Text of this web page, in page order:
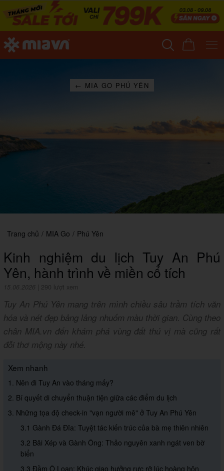
← MIA GO PHÚ YÊN
Trang chủ / MIA Go / Phú Yên
Kinh nghiệm du lịch Tuy An Phú
Yên, hành trình về miền cổ tích
15.06.2026 290 lượt xem
Tuy An Phú Yên mang trên mình chiều sâu trầm tích văn
hóa và nét đẹp bảng lảng nhuốm màu thời gian. Cùng theo
chân MIA.vn đến khám phá vùng đất thú vị mà cũng rất
đỗi thơ mộng này nhé.
Xem nhanh
1. Nên đi Tuy An vào tháng mấy?
2. Bí quyết di chuyển thuận tiện giữa các điểm du lịch
3. Những tọa độ check-in "vạn người mê" ở Tuy An Phú Yên
3.1 Gành Đá Đĩa: Tuyệt tác kiến trúc của bà mẹ thiên nhiên
3.2 Bãi Xép và Gành Ông: Thảo nguyên xanh ngát ven bờ
biển
3.3 Đầm Ô Loan: Khúc giao hưởng rực rỡ lúc hoàng hôn